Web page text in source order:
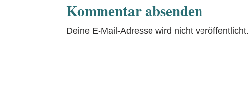
Kommentar absenden
Deine E-Mail-Adresse wird nicht veröffentlicht.